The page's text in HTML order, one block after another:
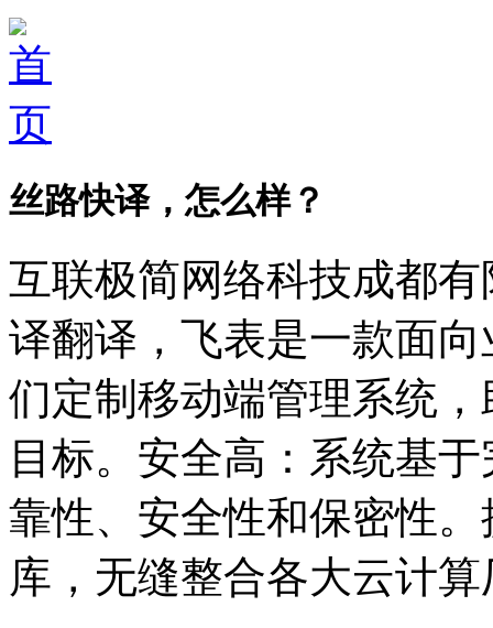
丝路快译，怎么样？
互联极简网络科技成都
译翻译，飞表是一款面
们定制移动端管理系统
目标。安全高：系统基
靠性、安全性和保密性
库，无缝整合各大云计